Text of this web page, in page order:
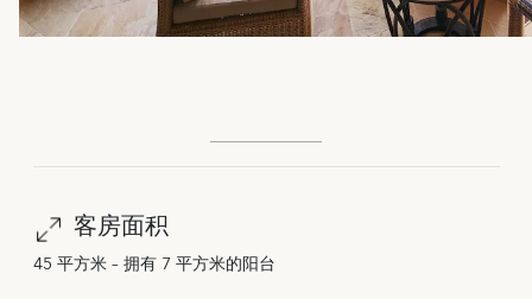
客房面积
45 平方米 – 拥有 7 平方米的阳台